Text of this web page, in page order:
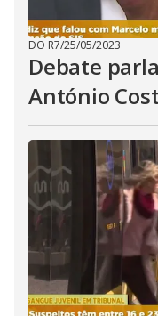
DO R7/25/05/2023
Debate
António